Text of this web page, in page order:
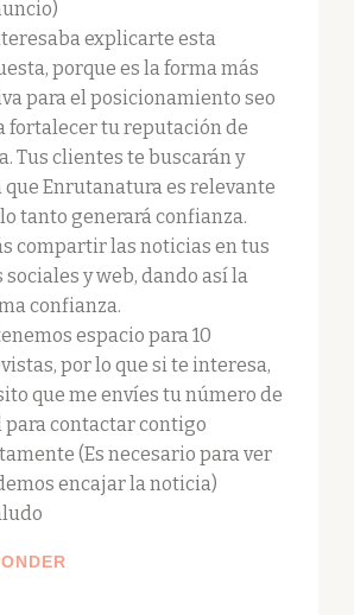
explicarte esta
porque es la forma más
para el posicionamiento seo
fortalecer tu reputación de
Tus clientes te buscarán y
que Enrutanatura es relevante
tanto generará confianza.
compartir las noticias en tus
sociales y web, dando así la
confianza.
espacio para 10
por lo que si te interesa,
que me envíes tu número de
para contactar contigo
(Es necesario para ver
encajar la noticia)